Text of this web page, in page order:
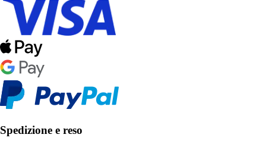
Spedizione e reso